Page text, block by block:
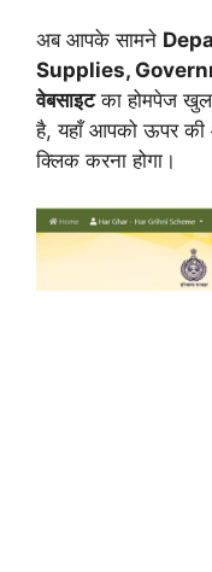
अब आपके सामने
Supplies,
वेबसाइटका होमपेज खुल
है, यहाँ आपको ऊपर
क्लिक करना होगा।